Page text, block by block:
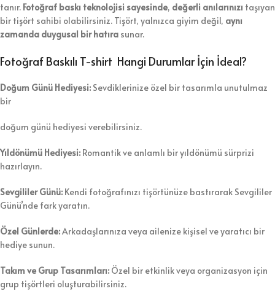
tanır. Fotoğraf baskı teknolojisi sayesinde, değerli anılarınızı taşıyan
bir tişört sahibi olabilirsiniz. Tişört, yalnızca giyim değil, aynı
zamanda duygusal bir hatıra sunar.
Fotoğraf Baskılı T-shirt Hangi Durumlar İçin İdeal?
Doğum Günü Hediyesi: Sevdiklerinize özel bir tasarımla unutulmaz
bir
doğum günü hediyesi verebilirsiniz.
Yıldönümü Hediyesi: Romantik ve anlamlı bir yıldönümü sürprizi
hazırlayın.
Sevgililer Günü: Kendi fotoğrafınızı tişörtünüze bastırarak Sevgililer
Günü’nde fark yaratın.
Özel Günlerde:Arkadaşlarınıza veya ailenize kişisel ve yaratıcı bir
hediye sunun.
Takım ve Grup Tasarımları: Özel bir etkinlik veya organizasyon için
grup tişörtleri oluşturabilirsiniz.